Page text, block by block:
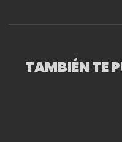
TAMBIÉN TE